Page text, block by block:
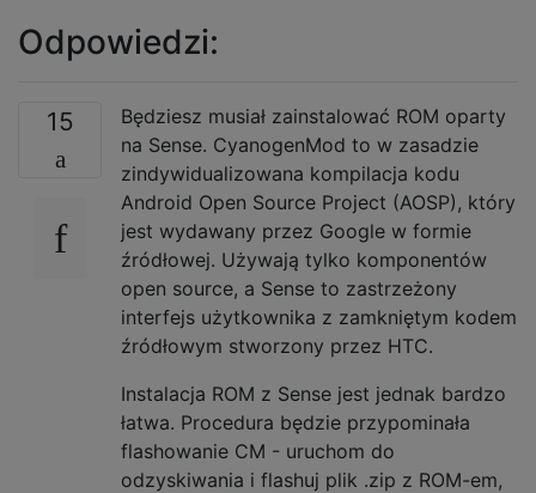
Odpowiedzi:
15
Będziesz musiał zainstalować ROM oparty
na Sense. CyanogenMod to w zasadzie
zindywidualizowana kompilacja kodu
Android Open Source Project (AOSP), który
jest wydawany przez Google w formie
źródłowej. Używają tylko komponentów
open source, a Sense to zastrzeżony
interfejs użytkownika z zamkniętym kodem
źródłowym stworzony przez HTC.
Instalacja ROM z Sense jest jednak bardzo
łatwa. Procedura będzie przypominała
flashowanie CM - uruchom do
odzyskiwania i flashuj plik .zip z ROM-em,